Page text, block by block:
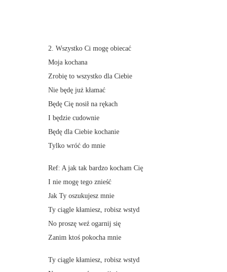
2. Wszystko Ci mogę obiecać
Moja kochana
Zrobię to wszystko dla Ciebie
Nie będę już kłamać
Będę Cię nosił na rękach
I będzie cudownie
Będę dla Ciebie kochanie
Tylko wróć do mnie
Ref: A jak tak bardzo kocham Cię
I nie mogę tego znieść
Jak Ty oszukujesz mnie
Ty ciągle kłamiesz, robisz wstyd
No proszę weź ogarnij się
Zanim ktoś pokocha mnie
Ty ciągle kłamiesz, robisz wstyd